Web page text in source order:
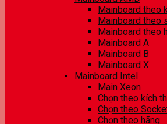
Mainboard theo
Mainboard theo
Mainboard theo
Mainboard A
Mainboard B
Mainboard X
Mainboard Intel
Main Xeon
Chọn theo kích
Chọn theo
Chọn theo hãng